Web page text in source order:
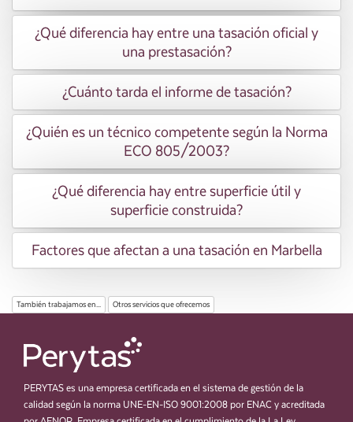
¿Qué diferencia hay entre una tasación oficial y
una prestasación?
¿Cuánto tarda el informe de tasación?
¿Quién es un técnico competente según la Norma
ECO 805/2003?
¿Qué diferencia hay entre superficie útil y
superficie construida?
Factores que afectan a una tasación en Marbella
También trabajamos en... Otros servicios que ofrecemos
PERYTAS es una empresa certificada en el sistema de gestión de la
calidad según la norma UNE-EN-ISO 9001:2008 por ENAC y acreditada